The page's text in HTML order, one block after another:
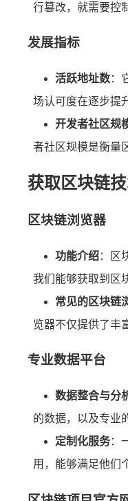
行篡改，就需要控
发展指标
活跃地址数：
场认可度在逐步提
开发者社区规
者社区规模是衡量
获取区块链
区块链浏览器
功能介绍：区
我们能够获取到区
常见的区块链
览器不仅提供了丰
专业数据平台
数据整合与分
的数据，以及专业
定制化服务：
用，能够满足他们